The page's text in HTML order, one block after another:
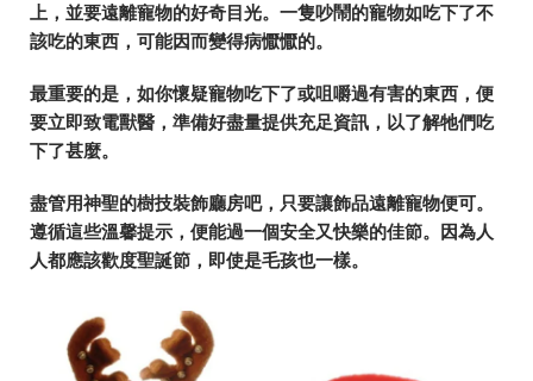
上，並要遠離寵物的好奇目光。一隻吵鬧的寵物如吃下了不
該吃的東西，可能因而變得病懨懨的。
最重要的是，如你懷疑寵物吃下了或咀嚼過有害的東西，便
要立即致電獸醫，準備好盡量提供充足資訊，以了解牠們吃
下了甚麼。
盡管用神聖的樹技裝飾廳房吧，只要讓飾品遠離寵物便可。
遵循這些溫馨提示，便能過一個安全又快樂的佳節。因為人
人都應該歡度聖誕節，即使是毛孩也一樣。